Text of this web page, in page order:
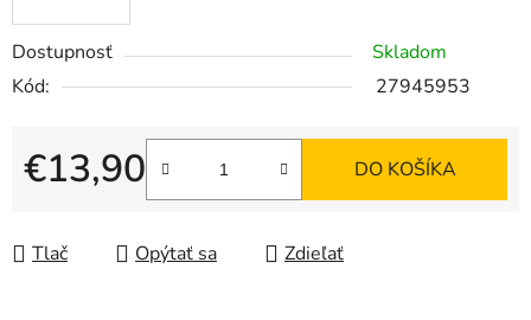
Dostupnosť
Skladom
Kód:
27945953
€13,90
Jednotková cena:
DO KOŠÍKA
Tlač Opýtať sa Zdieľať